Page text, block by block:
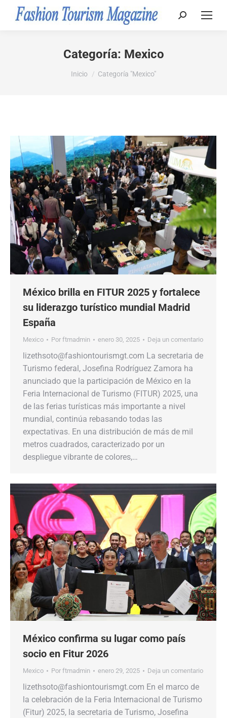
Buscar:
Categoría: Mexico
Estás aquí:
Inicio Categoría "Mexico"
México brilla en FITUR 2025 y fortalece
su liderazgo turístico mundial Madrid
España
Mexico Por ftmadmin enero 30, 2025 Deja un comentario
lizethsoto@fashiontourismgt.com La secretaria de
Turismo federal, Josefina Rodríguez Zamora ha
anunciado que la participación de México en la
Feria Internacional de Turismo (FITUR) 2025, una
de las ferias turísticas más importante a nivel
mundial, continúa rebasando todas las
expectativas. En una distribución de más de mil
metros cuadrados, caracterizado por un
despliegue vibrante de colores,…
México confirma su lugar como país
socio en Fitur 2026
Mexico Por ftmadmin enero 29, 2025 Deja un comentario
lizethsoto@fashiontourismgt.com En el marco de
la celebración de la Feria Internacional de Turismo
(Fitur) 2025, la secretaria de Turismo, Josefina